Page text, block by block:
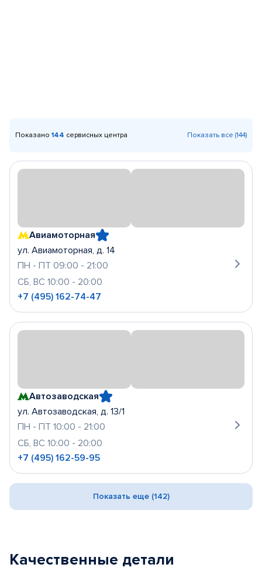
Показано 144 сервисных центра Показать все (144)
Авиамоторная
ул. Авиамоторная, д. 14
ПН - ПТ 09:00 - 21:00
СБ, ВС 10:00 - 20:00
+7 (495) 162-74-47
Автозаводская
ул. Автозаводская, д. 13/1
ПН - ПТ 10:00 - 21:00
СБ, ВС 10:00 - 20:00
+7 (495) 162-59-95
Показать еще (142)
Качественные детали